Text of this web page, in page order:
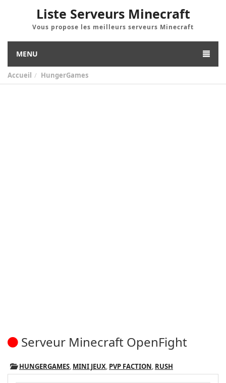
Liste Serveurs Minecraft
Vous propose les meilleurs serveurs Minecraft
MENU
Accueil HungerGames
Serveur Minecraft OpenFight
HUNGERGAMES, MINI JEUX, PVP FACTION, RUSH